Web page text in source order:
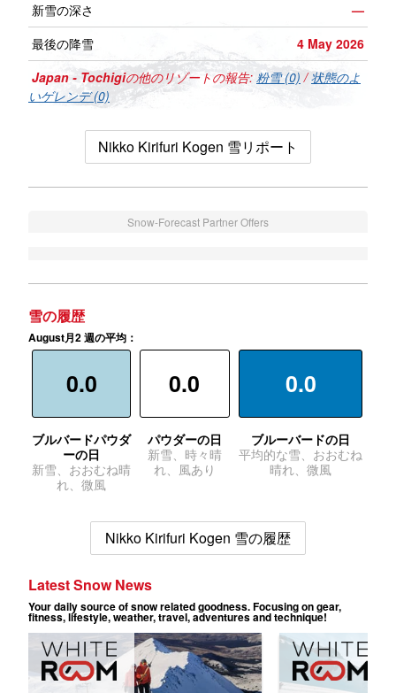
新雪の深さ
—
最後の降雪
4 May 2026
Japan - Tochigiの他のリゾートの報告: 粉雪 (0) /状態のよ
いゲレンデ (0)
Nikko Kirifuri Kogen 雪リポート
Snow-Forecast Partner Offers
雪の履歴
August月2 週の平均：
0.0
ブルバードパウダ
ーの日
新雪、おおむね晴
れ、微風
0.0
パウダーの日
新雪、時々晴
れ、風あり
0.0
ブルーバードの日
平均的な雪、おおむね
晴れ、微風
Nikko Kirifuri Kogen 雪の履歴